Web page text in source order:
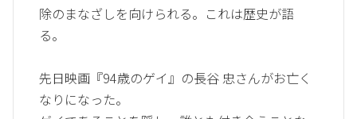
除のまなざしを向けられる。これは歴史が語
る。
先日映画『94歳のゲイ』の長谷 忠さんがお亡く
なりになった。